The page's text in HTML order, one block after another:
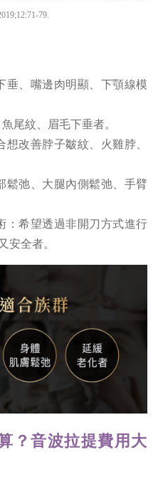
79.
垂、嘴邊肉明顯、下顎線模
尾紋、眉毛下垂者。
改善脖子皺紋、火雞脖、
鬆弛、大腿內側鬆弛、手臂
：希望透過非開刀方式進行
安全者。
？音波拉提費用大